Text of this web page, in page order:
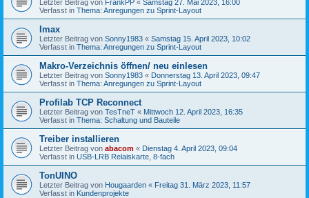
Letzter Beitrag von FrankPP « Samstag 27. Mai 2023, 16:00
Verfasst in Thema: Anregungen zu Sprint-Layout
Imax
Letzter Beitrag von Sonny1983 « Samstag 15. April 2023, 10:02
Verfasst in Thema: Anregungen zu Sprint-Layout
Makro-Verzeichnis öffnen/ neu einlesen
Letzter Beitrag von Sonny1983 « Donnerstag 13. April 2023, 09:47
Verfasst in Thema: Anregungen zu Sprint-Layout
Profilab TCP Reconnect
Letzter Beitrag von TesTneT « Mittwoch 12. April 2023, 16:35
Verfasst in Thema: Schaltung und Bauteile
Treiber installieren
Letzter Beitrag von abacom « Dienstag 4. April 2023, 09:04
Verfasst in USB-LRB Relaiskarte, 8-fach
TonUINO
Letzter Beitrag von Hougaarden « Freitag 31. März 2023, 11:57
Verfasst in Kundenprojekte